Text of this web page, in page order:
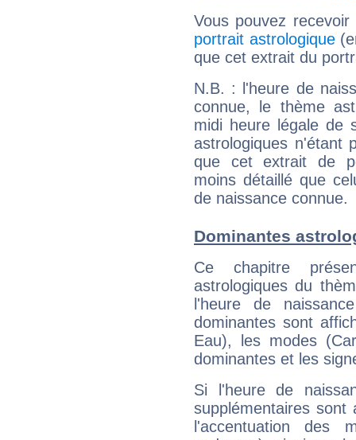
Vous pouvez
portrait astrologique
que cet extrait du
N.B. : l'heure de
connue, le thème
midi heure légale de
astrologiques n'étant
que cet extrait de
moins détaillé que
de naissance connue.
Dominantes
Ce chapitre
astrologiques du
l'heure de
dominantes sont
Eau), les modes
dominantes et les
Si l'heure de
supplémentaires sont
l'accentuation des